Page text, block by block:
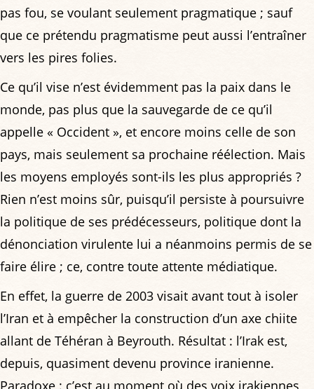
pas fou, se voulant seulement pragmatique ; sauf
que ce prétendu pragmatisme peut aussi l’entraîner
vers les pires folies.
Ce qu’il vise n’est évidemment pas la paix dans le
monde, pas plus que la sauvegarde de ce qu’il
appelle « Occident », et encore moins celle de son
pays, mais seulement sa prochaine réélection. Mais
les moyens employés sont-ils les plus appropriés ?
Rien n’est moins sûr, puisqu’il persiste à poursuivre
la politique de ses prédécesseurs, politique dont la
dénonciation virulente lui a néanmoins permis de se
faire élire ; ce, contre toute attente médiatique.
En effet, la guerre de 2003 visait avant tout à isoler
l’Iran et à empêcher la construction d’un axe chiite
allant de Téhéran à Beyrouth. Résultat : l’Irak est,
depuis, quasiment devenu province iranienne.